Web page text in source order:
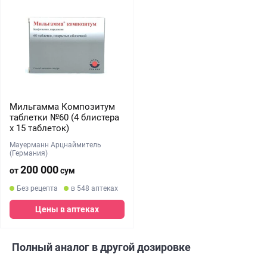
Мильгамма Композитум
таблетки №60 (4 блистера
х 15 таблеток)
Мауерманн Арцнаймитель
(Германия)
от200 000сум
Без рецепта в 548 аптеках
Цены в аптеках
Полный аналог в другой дозировке